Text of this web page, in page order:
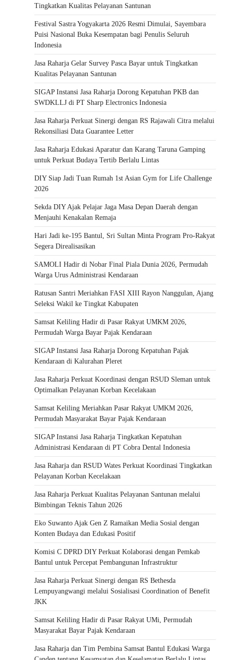
Tingkatkan Kualitas Pelayanan Santunan
Festival Sastra Yogyakarta 2026 Resmi Dimulai, Sayembara
Puisi Nasional Buka Kesempatan bagi Penulis Seluruh
Indonesia
Jasa Raharja Gelar Survey Pasca Bayar untuk Tingkatkan
Kualitas Pelayanan Santunan
SIGAP Instansi Jasa Raharja Dorong Kepatuhan PKB dan
SWDKLLJ di PT Sharp Electronics Indonesia
Jasa Raharja Perkuat Sinergi dengan RS Rajawali Citra melalui
Rekonsiliasi Data Guarantee Letter
Jasa Raharja Edukasi Aparatur dan Karang Taruna Gamping
untuk Perkuat Budaya Tertib Berlalu Lintas
DIY Siap Jadi Tuan Rumah 1st Asian Gym for Life Challenge
2026
Sekda DIY Ajak Pelajar Jaga Masa Depan Daerah dengan
Menjauhi Kenakalan Remaja
Hari Jadi ke-195 Bantul, Sri Sultan Minta Program Pro-Rakyat
Segera Direalisasikan
SAMOLI Hadir di Nobar Final Piala Dunia 2026, Permudah
Warga Urus Administrasi Kendaraan
Ratusan Santri Meriahkan FASI XIII Rayon Nanggulan, Ajang
Seleksi Wakil ke Tingkat Kabupaten
Samsat Keliling Hadir di Pasar Rakyat UMKM 2026,
Permudah Warga Bayar Pajak Kendaraan
SIGAP Instansi Jasa Raharja Dorong Kepatuhan Pajak
Kendaraan di Kalurahan Pleret
Jasa Raharja Perkuat Koordinasi dengan RSUD Sleman untuk
Optimalkan Pelayanan Korban Kecelakaan
Samsat Keliling Meriahkan Pasar Rakyat UMKM 2026,
Permudah Masyarakat Bayar Pajak Kendaraan
SIGAP Instansi Jasa Raharja Tingkatkan Kepatuhan
Administrasi Kendaraan di PT Cobra Dental Indonesia
Jasa Raharja dan RSUD Wates Perkuat Koordinasi Tingkatkan
Pelayanan Korban Kecelakaan
Jasa Raharja Perkuat Kualitas Pelayanan Santunan melalui
Bimbingan Teknis Tahun 2026
Eko Suwanto Ajak Gen Z Ramaikan Media Sosial dengan
Konten Budaya dan Edukasi Positif
Komisi C DPRD DIY Perkuat Kolaborasi dengan Pemkab
Bantul untuk Percepat Pembangunan Infrastruktur
Jasa Raharja Perkuat Sinergi dengan RS Bethesda
Lempuyangwangi melalui Sosialisasi Coordination of Benefit
JKK
Samsat Keliling Hadir di Pasar Rakyat UMi, Permudah
Masyarakat Bayar Pajak Kendaraan
Jasa Raharja dan Tim Pembina Samsat Bantul Edukasi Warga